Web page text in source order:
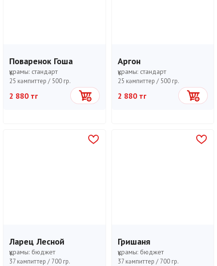
Поваренок Гоша
құрамы: стандарт
25 кәмпиттер / 500 гр.
2 880 тг Себетке
Аргон
құрамы: стандарт
25 кәмпиттер / 500 гр.
2 880 тг Себетке
Ларец Лесной
құрамы: бюджет
37 кәмпиттер / 700 гр.
Гришаня
құрамы: бюджет
37 кәмпиттер / 700 гр.